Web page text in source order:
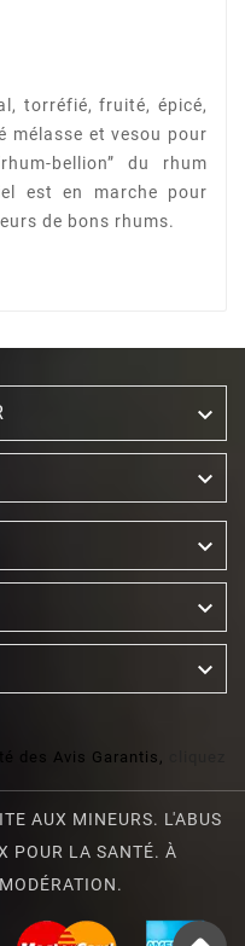
torréfié, fruité, épicé,
mélasse etvesou pour
bellion” du rhum
est en marche pour
de bons rhums.





des Avis Garantis,
AUX MINEURS. L'ABUS
POUR LA SANTÉ. À